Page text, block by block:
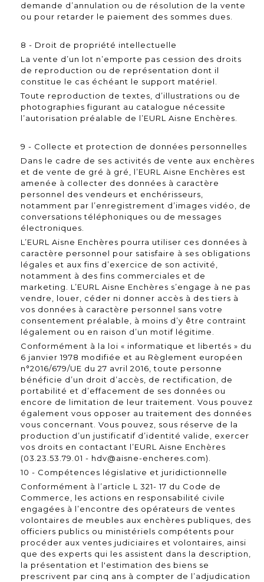
demande d’annulation ou de résolution de la vente
ou pour retarder le paiement des sommes dues.
8 - Droit de propriété intellectuelle
La vente d’un lot n’emporte pas cession des droits
de reproduction ou de représentation dont il
constitue le cas échéant le support matériel.
Toute reproduction de textes, d’illustrations ou de
photographies figurant au catalogue nécessite
l’autorisation préalable de l’EURL Aisne Enchères.
9 - Collecte et protection de données personnelles
Dans le cadre de ses activités de vente aux enchères
et de vente de gré à gré, l’EURL Aisne Enchères est
amenée à collecter des données à caractère
personnel des vendeurs et enchérisseurs,
notamment par l’enregistrement d’images vidéo, de
conversations téléphoniques ou de messages
électroniques.
L’EURL Aisne Enchères pourra utiliser ces données à
caractère personnel pour satisfaire à ses obligations
légales et aux fins d’exercice de son activité,
notamment à des fins commerciales et de
marketing. L’EURL Aisne Enchères s’engage à ne pas
vendre, louer, céder ni donner accès à des tiers à
vos données à caractère personnel sans votre
consentement préalable, à moins d’y être contraint
légalement ou en raison d’un motif légitime.
Conformément à la loi « informatique et libertés » du
6 janvier 1978 modifiée et au Règlement européen
n°2016/679/UE du 27 avril 2016, toute personne
bénéficie d’un droit d’accès, de rectification, de
portabilité et d’effacement de ses données ou
encore de limitation de leur traitement. Vous pouvez
également vous opposer au traitement des données
vous concernant. Vous pouvez, sous réserve de la
production d’un justificatif d’identité valide, exercer
vos droits en contactant l’EURL Aisne Enchères
(03.23.53.79.01 - hdv@aisne-encheres.com).
10 - Compétences législative et juridictionnelle
Conformément à l’article L 321- 17 du Code de
Commerce, les actions en responsabilité civile
engagées à l’encontre des opérateurs de ventes
volontaires de meubles aux enchères publiques, des
officiers publics ou ministériels compétents pour
procéder aux ventes judiciaires et volontaires, ainsi
que des experts qui les assistent dans la description,
la présentation et l'estimation des biens se
prescrivent par cinq ans à compter de l’adjudication